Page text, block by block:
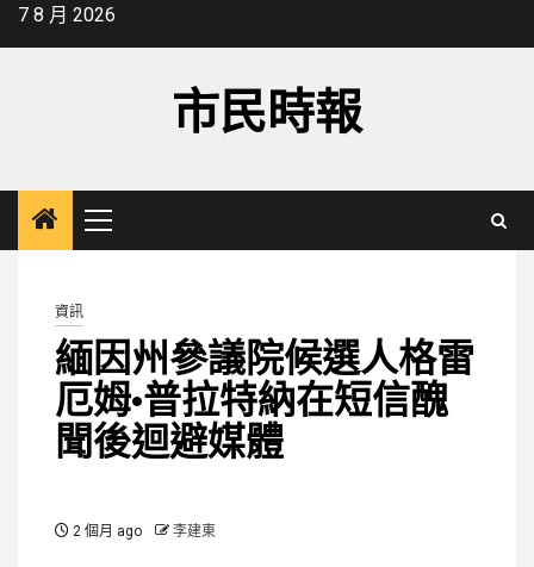
Skip7 8 月 2026
市民時報
Primary
Menu
資訊
緬因州參議院候選人格雷
厄姆·普拉特納在短信醜
聞後迴避媒體
2 個月 ago 李建東